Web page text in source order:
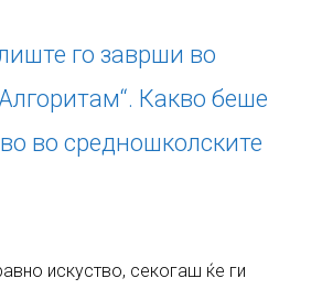
го заврши во
Какво беше
во средношколските
искуство, секогаш ќе ги